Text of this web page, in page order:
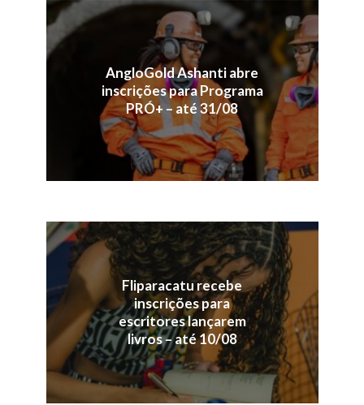
AngloGold Ashanti abre
inscrições para Programa
PRÓ+ – até 31/08
Fliparacatu recebe
inscrições para
escritores lançarem
livros – até 10/08